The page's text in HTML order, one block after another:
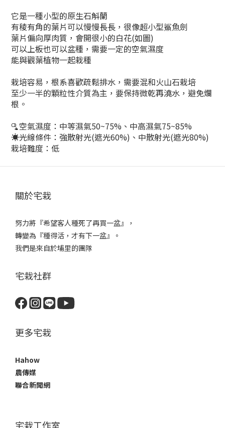
它是一種小型的原生石斛蘭
有稜有角的葉片可以慢慢長長，很像超小型鯊魚劍
葉片偏向厚肉質， 會開很小的白花(如圖)
可以上板也可以盆種，需要一定的空氣濕度
能與觀葉植物一起栽種
栽培容易， 根系喜歡疏鬆排水，需要混和火山石栽培
至少一半的顆粒性介質為主，要保持微乾再澆水，避免爛
根。
🫗空氣濕度：中等濕氣50~75%、中高濕氣75~85%
☀️光線條件：強散射光(遮光60%)、中散射光(遮光80%)
栽培難度：低
關於宅栽
努力將『希望客人種死了再買一盆』，
轉變為『種得活，才有下一盆』。
我們是來自於埔里的團隊
宅栽社群
更多宅栽
Hahow
農傳媒
聯合新聞網
宅栽工作室